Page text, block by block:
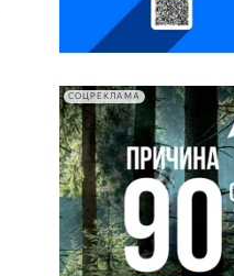
СОЦРЕКЛАМА